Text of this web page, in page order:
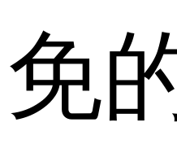
免